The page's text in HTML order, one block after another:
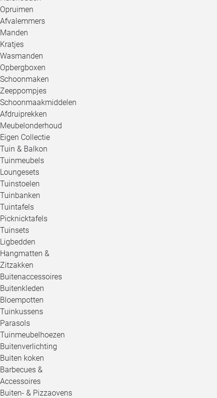
Opruimen
Afvalemmers
Manden
Kratjes
Wasmanden
Opbergboxen
Schoonmaken
Zeeppompjes
Schoonmaakmiddelen
Afdruiprekken
Meubelonderhoud
Eigen Collectie
Tuin & Balkon
Tuinmeubels
Loungesets
Tuinstoelen
Tuinbanken
Tuintafels
Picknicktafels
Tuinsets
Ligbedden
Hangmatten &
Zitzakken
Buitenaccessoires
Buitenkleden
Bloempotten
Tuinkussens
Parasols
Tuinmeubelhoezen
Buitenverlichting
Buiten koken
Barbecues &
Accessoires
Buiten- & Pizzaovens